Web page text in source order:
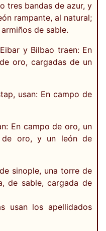
tres bandas de azur, y
rampante, al natural;
de sable.
y Bilbao traen: En
oro, cargadas de un
usan: En campo de
En campo de oro, un
de oro, y un león de
sinople, una torre de
de sable, cargada de
usan los apellidados